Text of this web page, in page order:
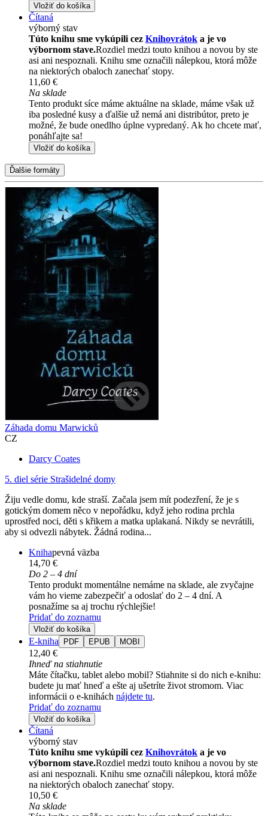
Vložiť do košíka
Čítaná
výborný stav
Túto knihu sme vykúpili cez Knihovrátok a je vo
výbornom stave.Rozdiel medzi touto knihou a novou by ste
asi ani nespoznali. Knihu sme označili nálepkou, ktorá môže
na niektorých obaloch zanechať stopy.
11,60 €
Na sklade
Tento produkt síce máme aktuálne na sklade, máme však už
iba posledné kusy a ďalšie už nemá ani distribútor, preto je
možné, že bude onedlho úplne vypredaný. Ak ho chcete mať,
ponáhľajte sa!
Vložiť do košíka
Ďalšie formáty
Záhada domu Marwicků
CZ
Darcy Coates
5. diel série Strašidelné domy
Žiju vedle domu, kde straší. Začala jsem mít podezření, že je s
gotickým domem něco v nepořádku, když jeho rodina prchla
uprostřed noci, děti s křikem a matka uplakaná. Nikdy se nevrátili,
aby si odvezli nábytek. Žádná rodina...
Knihapevná väzba
14,70 €
Do 2 – 4 dní
Tento produkt momentálne nemáme na sklade, ale zvyčajne
vám ho vieme zabezpečiť a odoslať do 2 – 4 dní. A
posnažíme sa aj trochu rýchlejšie!
Pridať do zoznamu
Vložiť do košíka
E-kniha PDF EPUB MOBI
12,40 €
Ihneď na stiahnutie
Máte čítačku, tablet alebo mobil? Stiahnite si do nich e-knihu:
budete ju mať hneď a ešte aj ušetríte život stromom. Viac
informácii o e-knihách nájdete tu.
Pridať do zoznamu
Vložiť do košíka
Čítaná
výborný stav
Túto knihu sme vykúpili cez Knihovrátok a je vo
výbornom stave.Rozdiel medzi touto knihou a novou by ste
asi ani nespoznali. Knihu sme označili nálepkou, ktorá môže
na niektorých obaloch zanechať stopy.
10,50 €
Na sklade